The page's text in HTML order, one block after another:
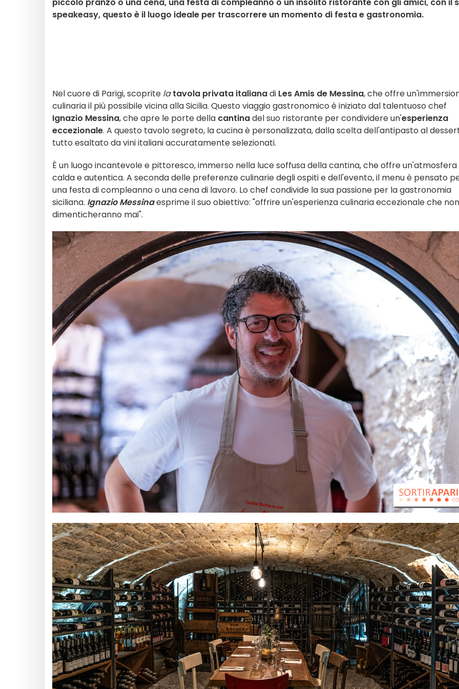
speakeasy, questo è il luogo ideale per trascorrere un momento di festa e gastronomia.
Nel cuore di Parigi, scoprite latavola privata italianadi Les Amis de Messina, che offre
culinaria il più possibile vicina alla Sicilia. Questo viaggio gastronomico è iniziato dal talentuoso chef
Ignazio Messina, che apre le porte della cantinadel suo ristorante per condividere un'esperienza
eccezionale. A questo tavolo segreto, la cucina è personalizzata, dalla scelta dell'antipasto al
tutto esaltato da vini italiani accuratamente selezionati.
È un luogo incantevole e pittoresco, immerso nella luce soffusa della cantina, che offre un'atmosfera
calda e autentica. A seconda delle preferenze culinarie degli ospiti e dell'evento, il menu è pensato
una festa di compleanno o una cena di lavoro. Lo chef condivide la sua passione per la gastronomia
siciliana. Ignazio Messinaesprime il suo obiettivo: "offrire un'esperienza culinaria eccezionale che non
dimenticheranno mai".